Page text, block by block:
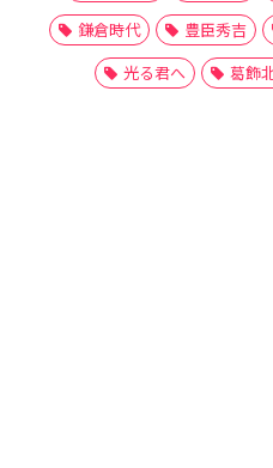
鎌倉時代
豊臣秀吉
光る君へ
葛飾